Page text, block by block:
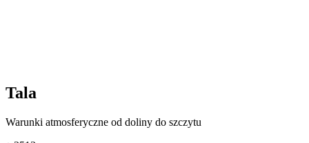
Tala
Warunki atmosferyczne od doliny do szczytu